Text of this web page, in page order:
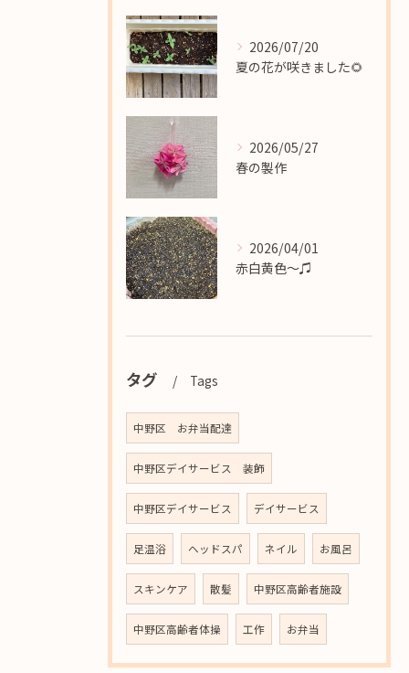
2026/07/20
夏の花が咲きました🌻
2026/05/27
春の製作
2026/04/01
赤白黄色〜♫
タグ Tags
中野区 お弁当配達
中野区デイサービス 装飾
中野区デイサービス デイサービス
足温浴 ヘッドスパ ネイル お風呂
スキンケア 散髪 中野区高齢者施設
中野区高齢者体操 工作 お弁当